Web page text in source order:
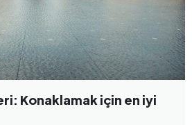
Konaklamak için en iyi